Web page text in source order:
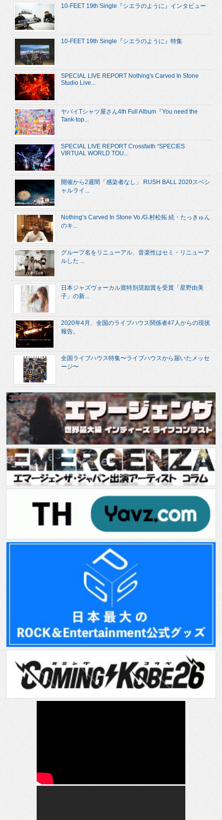
10-FEET 19th Single『シエラのように』インタビュー
10-FEET 19th Single『シエラのように』特集
SPECIAL LIVE REPORT Nothing's Carved In Stone
Studio Live...
ヤバイTシャツ屋さん4th Full Album『You need the
Tank-top...
SPECIAL LIVE REPORT Crossfaith “SPECIES
VIRTUAL WORLD TOU...
開催から2週間「感染者なし」 RUSH BALL 2020スペシ
ャルライ...
Nothing’s Carved In Stone Vo./G.村松拓 続・たっきゅん
のキ...
グループ名をリニューアル、音楽性はセミ・リニューア
ルした ...
日本ジャズヴォーカル賞特別奨励賞を受賞「星野由美
子」の新...
2020年4月、全国のライブハウス関係者47人からの現状
報告。
全国ライブハウス特集〜ライブハウスから届いたメッセ
ージ〜